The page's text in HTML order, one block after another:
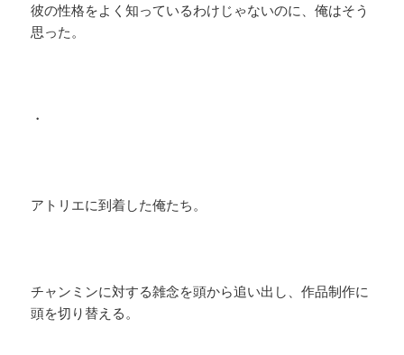
彼の性格をよく知っているわけじゃないのに、俺はそう
思った。
・
アトリエに到着した俺たち。
チャンミンに対する雑念を頭から追い出し、作品制作に
頭を切り替える。